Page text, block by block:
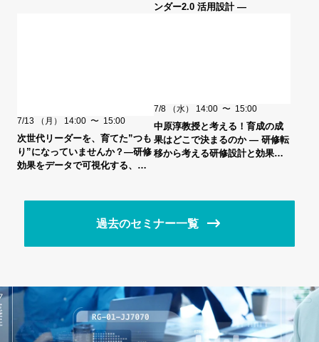
ンダー2.0 活用設計 ―
7/13 （月） 14:00 〜 15:00
次世代リーダーを、育てた”つも
り”になっていませんか？―研修
効果をデータで可視化する、新
7/8 （水） 14:00 〜 15:00
中原淳教授と考える！育成の成
果はどこで決まるのか ― 研修転
移から考える研修設計と効果検
過去のセミナー一覧